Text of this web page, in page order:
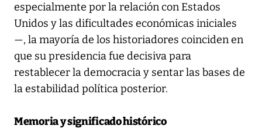
especialmente por la relación con Estados
Unidos y las dificultades económicas iniciales
—, la mayoría de los historiadores coinciden en
que su presidencia fue decisiva para
restablecer la democracia y sentar las bases de
la estabilidad política posterior.
Memoria y significado histórico